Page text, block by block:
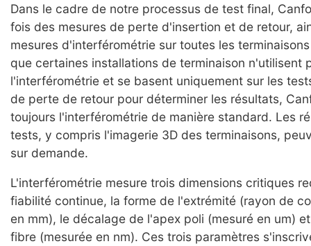
Dans le cadre de notre processus de test final,
fois des mesures de perte d'insertion et de retour,
mesures d'interférométrie sur toutes les
que certaines installations de terminaison n'utilisent
l'interférométrie et se basent uniquement sur les
de perte de retour pour déterminer les résultats,
toujours l'interférométrie de manière standard. Les
tests, y compris l'imagerie 3D des terminaisons,
sur demande.
L'interférométrie mesure trois dimensions critiques
fiabilité continue, la forme de l'extrémité (rayon de
en mm), le décalage de l'apex poli (mesuré en um)
fibre (mesurée en nm). Ces trois paramètres